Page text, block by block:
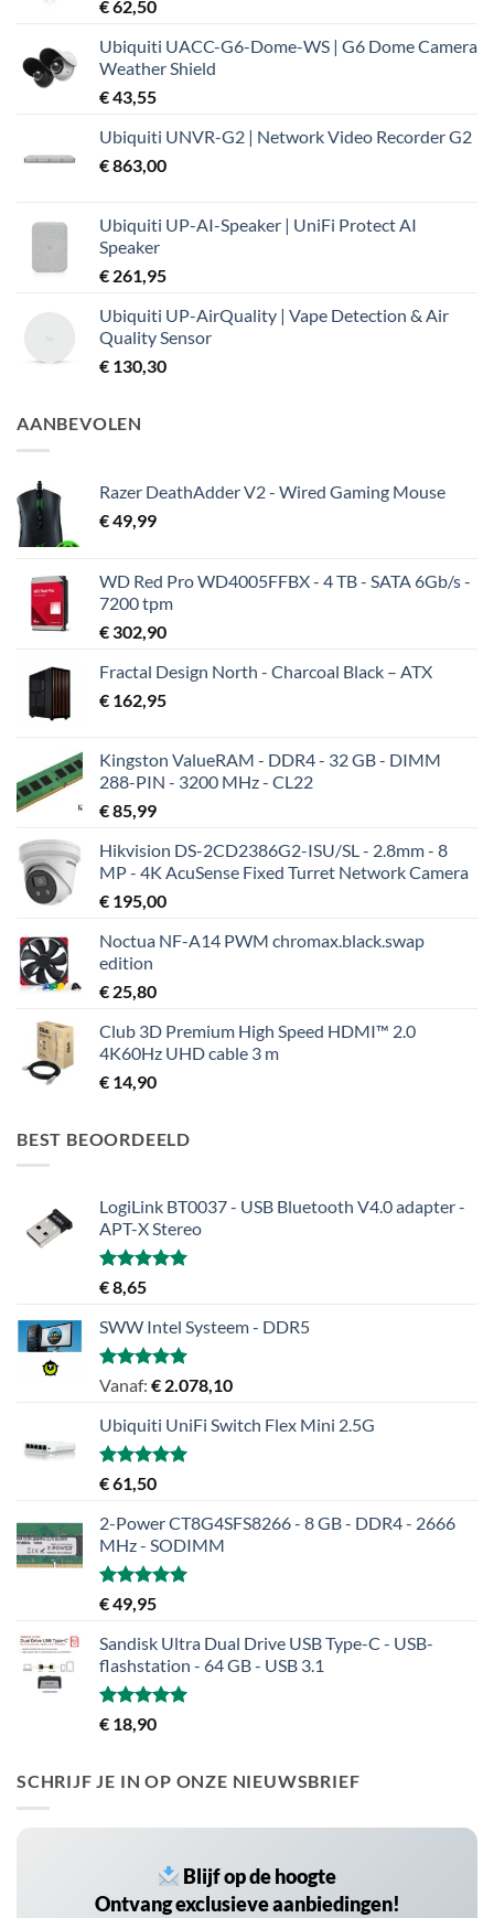
€62,50
Ubiquiti UACC-G6-Dome-WS | G6 Dome Camera
Weather Shield
€43,55
Ubiquiti UNVR-G2 | Network Video Recorder G2
€863,00
Ubiquiti UP-AI-Speaker | UniFi Protect AI
Speaker
€ 261,95
Ubiquiti UP-AirQuality | Vape Detection & Air
Quality Sensor
€ 130,30
AANBEVOLEN
Razer DeathAdder V2 - Wired Gaming Mouse
€49,99
WD Red Pro WD4005FFBX - 4 TB - SATA 6Gb/s -
7200 tpm
€ 302,90
Fractal Design North - Charcoal Black – ATX
€ 162,95
Kingston ValueRAM - DDR4 - 32 GB - DIMM
288-PIN - 3200 MHz - CL22
€85,99
Hikvision DS-2CD2386G2-ISU/SL - 2.8mm - 8
MP - 4K AcuSense Fixed Turret Network Camera
€ 195,00
Noctua NF-A14 PWM chromax.black.swap
edition
€ 25,80
Club 3D Premium High Speed HDMI™ 2.0
4K60Hz UHD cable 3 m
€ 14,90
BEST BEOORDEELD
LogiLink BT0037 - USB Bluetooth V4.0 adapter -
APT-X Stereo
Gewaardeerd
5.00
€8,65
SWW Intel Systeem - DDR5
Gewaardeerd
Vanaf: € 2.078,10
Ubiquiti UniFi Switch Flex Mini 2.5G
Gewaardeerd
uit 5
€61,50
2-Power CT8G4SFS8266 - 8 GB - DDR4 - 2666
MHz - SODIMM
Gewaardeerd
uit 5
€49,95
Sandisk Ultra Dual Drive USB Type-C - USB-
flashstation - 64 GB - USB 3.1
Gewaardeerd
uit 5
€ 18,90
SCHRIJF JE IN OP ONZE NIEUWSBRIEF
Blijf op de hoogte
Ontvang exclusieve aanbiedingen!